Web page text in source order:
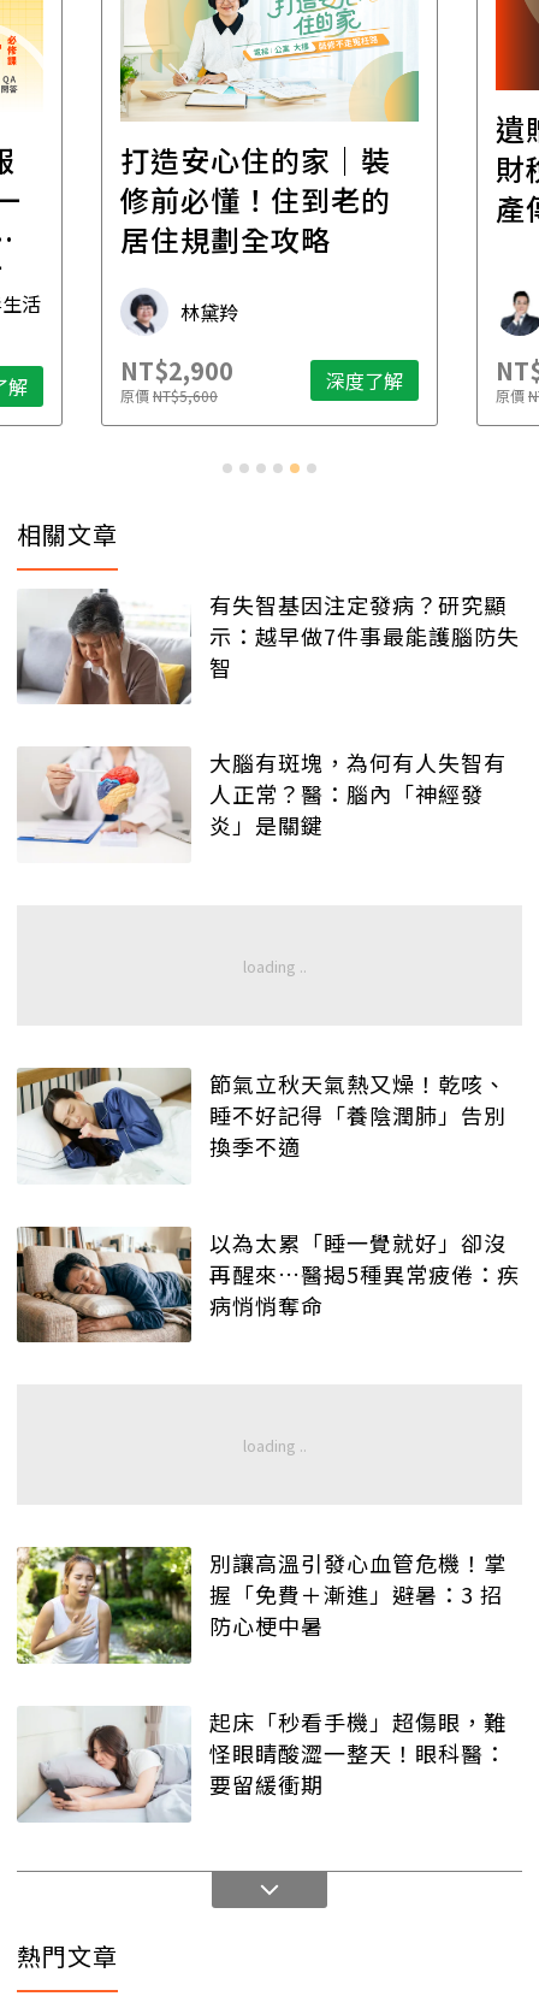
活
解
打造安心住的家｜裝
修前必懂！住到老的
居住規劃全攻略
林黛羚
NT$2,900
原價NT$5,600 深度了解
遺
財
產
原價
相關文章
有失智基因注定發病？研究顯
示：越早做7件事最能護腦防失
智
大腦有斑塊，為何有人失智有
人正常？醫：腦內「神經發
炎」是關鍵
節氣立秋天氣熱又燥！乾咳、
睡不好記得「養陰潤肺」告別
換季不適
以為太累「睡一覺就好」卻沒
再醒來…醫揭5種異常疲倦：疾
病悄悄奪命
別讓高溫引發心血管危機！掌
握「免費＋漸進」避暑：3 招
防心梗中暑
起床「秒看手機」超傷眼，難
怪眼睛酸澀一整天！眼科醫：
要留緩衝期
熱門文章